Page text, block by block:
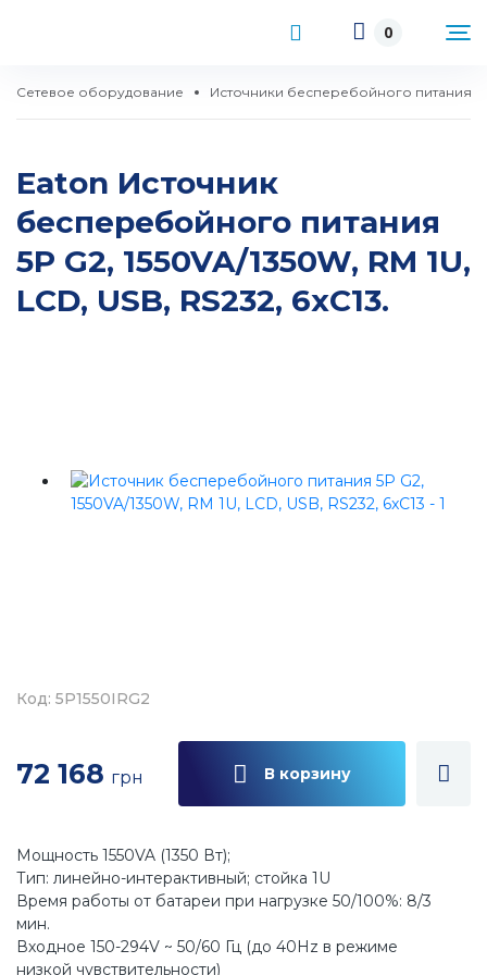
0
Сетевое оборудование Источники бесперебойного питания
Eaton Источник
бесперебойного питания
5P G2, 1550VA/1350W, RM 1U,
LCD, USB, RS232, 6xC13.
Код: 5P1550IRG2
72 168 грн В корзину
Мощность 1550VA (1350 Вт);
Тип: линейно-интерактивный; стойка 1U
Время работы от батареи при нагрузке 50/100%: 8/3
мин.
Входное 150-294V ~ 50/60 Гц (до 40Hz в режиме
низкой чувствительности)